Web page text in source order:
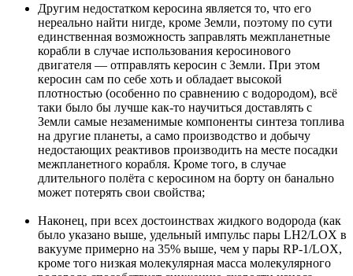
Другим недостатком керосина является то, что его
нереально найти нигде, кроме Земли, поэтому по сути
единственная возможность заправлять межпланетные
корабли в случае использования керосинового
двигателя — отправлять керосин с Земли. При этом
керосин сам по себе хоть и обладает высокой
плотностью (особенно по сравнению с водородом), всё
таки было бы лучше как-то научиться доставлять с
Земли самые незаменимые компоненты синтеза топлива
на другие планеты, а само производство и добычу
недостающих реактивов производить на месте посадки
межпланетного корабля. Кроме того, в случае
длительного полёта с керосином на борту он банально
может потерять свои свойства;
Наконец, при всех достоинствах жидкого водорода (как
было указано выше, удельный импульс пары LH2/LOX в
вакууме примерно на 35% выше, чем у пары RP-1/LOX,
кроме того низкая молекулярная масса молекулярного